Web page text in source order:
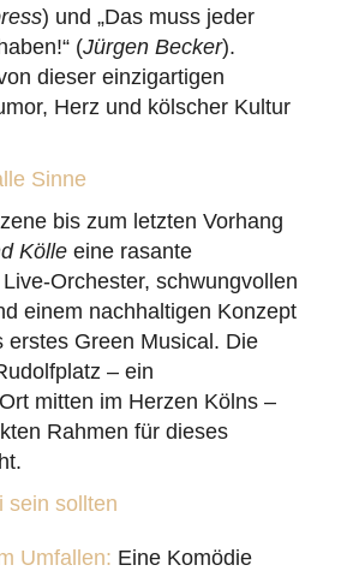
) und „Das muss jeder
(Jürgen Becker).
dieser einzigartigen
Herz und kölscher Kultur
Sinne
bis zum letzten Vorhang
Kölle eine rasante
Orchester, schwungvollen
einem nachhaltigen Konzept
erstes Green Musical. Die
– ein
mitten im Herzen Kölns –
Rahmen für dieses
sein sollten
Umfallen: Eine Komödie